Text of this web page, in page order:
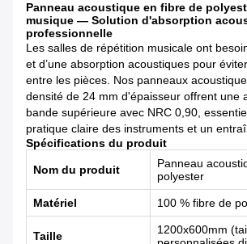
Panneau acoustique en fibre de
musique — Solution d'absorption
professionnelle
Les salles de répétition musicale ont
et d’une absorption acoustiques pour
entre les pièces. Nos panneaux
densité de 24 mm d'épaisseur offrent une
bande supérieure avec NRC 0,90,
pratique claire des instruments et un
Spécifications du produit
Nom du produit
Panneau
polyester
Matériel 100 % fibre de
Taille
1200x600mm